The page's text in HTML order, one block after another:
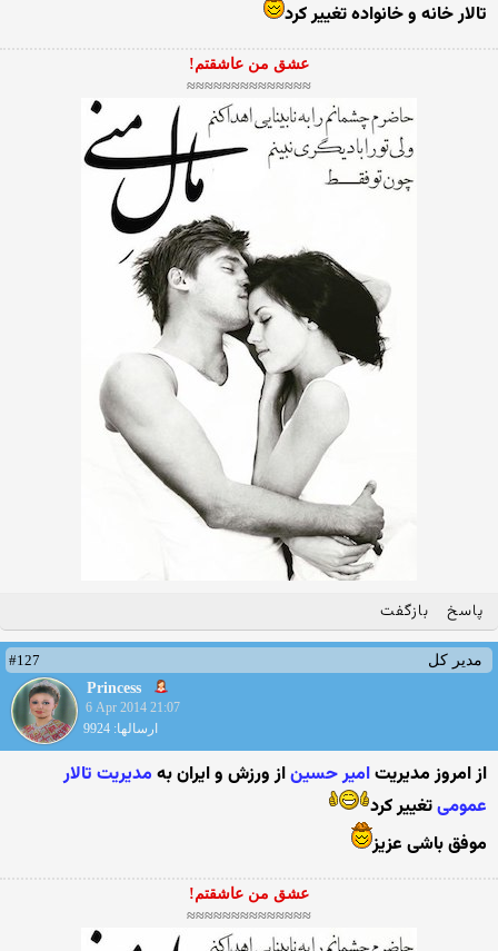
تالار خانه و خانواده تغییر کرد
عشق من عاشقتم!
≈≈≈≈≈≈≈≈≈≈≈≈≈≈
پاسخ بازگفت
مدیر کل
#127
Princess
6 Apr 2014 21:07
ارسالها: 9924
از امروز مدیریتامیر حسیناز ورزش و ایران به مدیریت تالار
عمومیتغییر کرد
موفق باشی عزیز
عشق من عاشقتم!
≈≈≈≈≈≈≈≈≈≈≈≈≈≈